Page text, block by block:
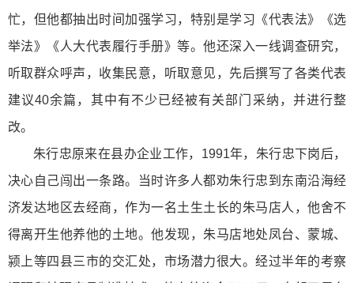
忙，但他都抽出时间加强学习，特别是学习《代表法》《选
举法》《人大代表履行手册》等。他还深入一线调查研究，
听取群众呼声，收集民意，听取意见，先后撰写了各类代表
建议40余篇，其中有不少已经被有关部门采纳，并进行整
改。
朱行忠原来在县办企业工作，1991年，朱行忠下岗后，
决心自己闯出一条路。当时许多人都劝朱行忠到东南沿海经
济发达地区去经商，作为一名土生土长的朱马店人，他舍不
得离开生他养他的土地。他发现，朱马店地处凤台、蒙城、
颍上等四县三市的交汇处，市场潜力很大。经过半年的考察